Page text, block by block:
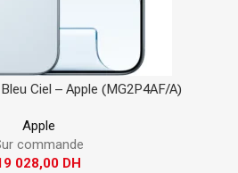
Ciel – Apple (MG2P4AF/A)
Apple
commande
028,00 DH